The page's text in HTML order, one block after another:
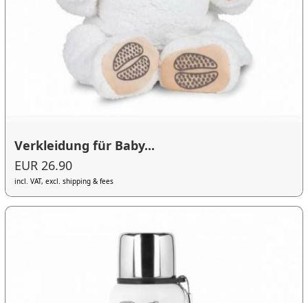
Verkleidung für Baby...
EUR 26.90
incl. VAT, excl. shipping & fees